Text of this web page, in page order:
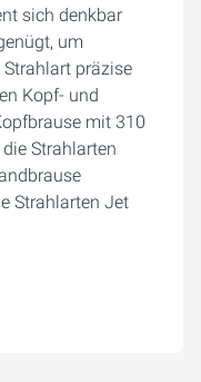
sich denkbar
um
präzise
Kopf- und
mit 310
Strahlarten
Strahlarten Jet